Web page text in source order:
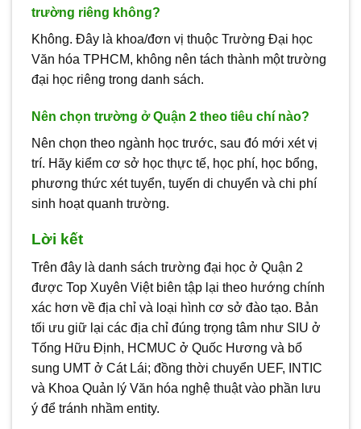
trường riêng không?
Không. Đây là khoa/đơn vị thuộc Trường Đại học
Văn hóa TPHCM, không nên tách thành một trường
đại học riêng trong danh sách.
Nên chọn trường ở Quận 2 theo tiêu chí nào?
Nên chọn theo ngành học trước, sau đó mới xét vị
trí. Hãy kiểm cơ sở học thực tế, học phí, học bổng,
phương thức xét tuyển, tuyến di chuyển và chi phí
sinh hoạt quanh trường.
Lời kết
Trên đây là danh sách trường đại học ở Quận 2
được Top Xuyên Việt biên tập lại theo hướng chính
xác hơn về địa chỉ và loại hình cơ sở đào tạo. Bản
tối ưu giữ lại các địa chỉ đúng trọng tâm như SIU ở
Tống Hữu Định, HCMUC ở Quốc Hương và bổ
sung UMT ở Cát Lái; đồng thời chuyển UEF, INTIC
và Khoa Quản lý Văn hóa nghệ thuật vào phần lưu
ý để tránh nhầm entity.